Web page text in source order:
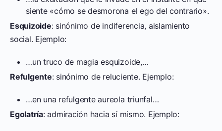
siente «cómo se desmorona el ego del contrario».
Esquizoide: sinónimo de indiferencia, aislamiento
social. Ejemplo:
…un truco de magia esquizoide,…
Refulgente: sinónimo de reluciente. Ejemplo:
…en una refulgente aureola triunfal…
Egolatría: admiración hacia sí mismo. Ejemplo: